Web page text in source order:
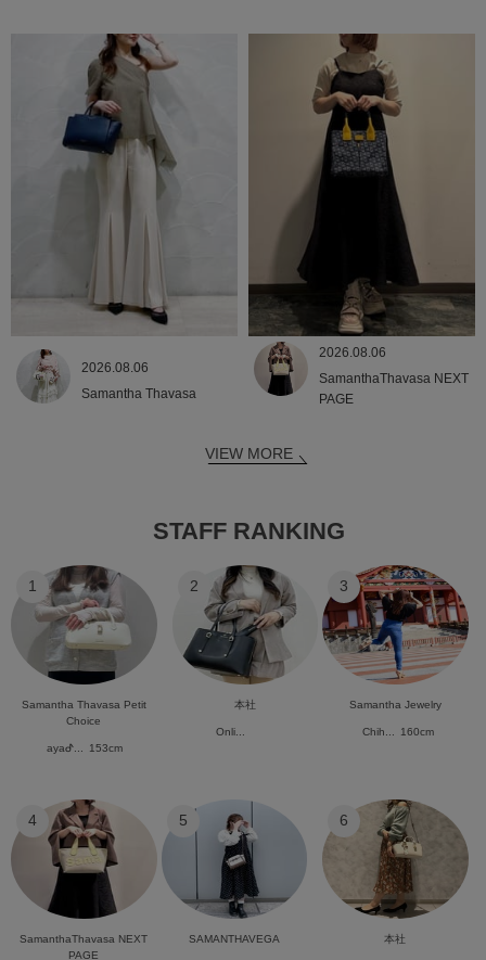
2026.08.06
Samantha Thavasa
2026.08.06
SamanthaThavasa NEXT
PAGE
VIEW MORE
STAFF RANKING
1
Samantha Thavasa Petit
Choice
ayaᕷ... 153cm
2
本社
Onli...
3
Samantha Jewelry
Chih... 160cm
4
SamanthaThavasa NEXT
PAGE
5
SAMANTHAVEGA
6
本社